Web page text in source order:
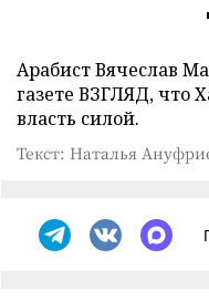
Арабист Вячеслав
газете ВЗГЛЯД, что
власть силой.
Текст: Наталья